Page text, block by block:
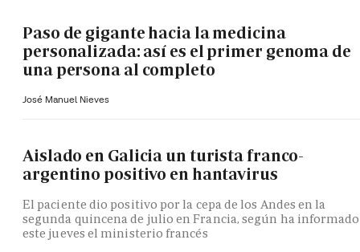
Paso de gigante hacia la medicina
personalizada: así es el primer genoma de
una persona al completo
José Manuel Nieves
Aislado en Galicia un turista franco-
argentino positivo en hantavirus
El paciente dio positivo por la cepa de los Andes en la
segunda quincena de julio en Francia, según ha informado
este jueves el ministerio francés